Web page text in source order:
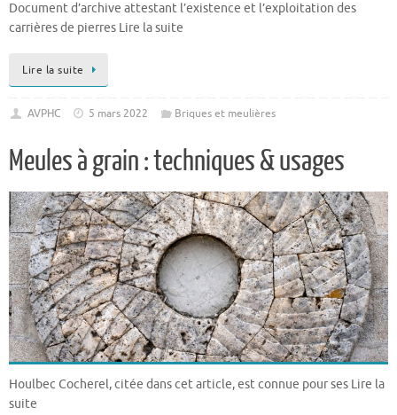
Document d’archive attestant l’existence et l’exploitation des
carrières de pierres Lire la suite
Lire la suite
AVPHC 5 mars 2022 Briques et meulières
Meules à grain : techniques & usages
Houlbec Cocherel, citée dans cet article, est connue pour ses Lire la
suite